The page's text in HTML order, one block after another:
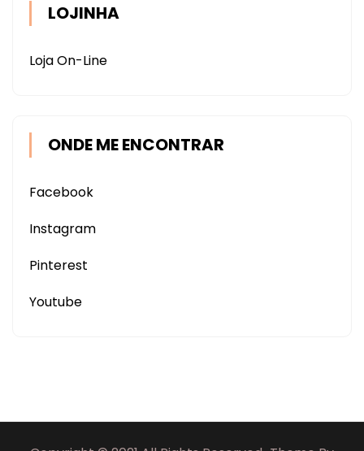
LOJINHA
Loja On-Line
ONDE ME ENCONTRAR
Facebook
Instagram
Pinterest
Youtube